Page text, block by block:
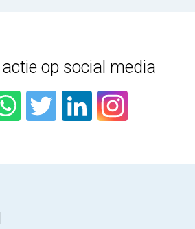
actie op social media